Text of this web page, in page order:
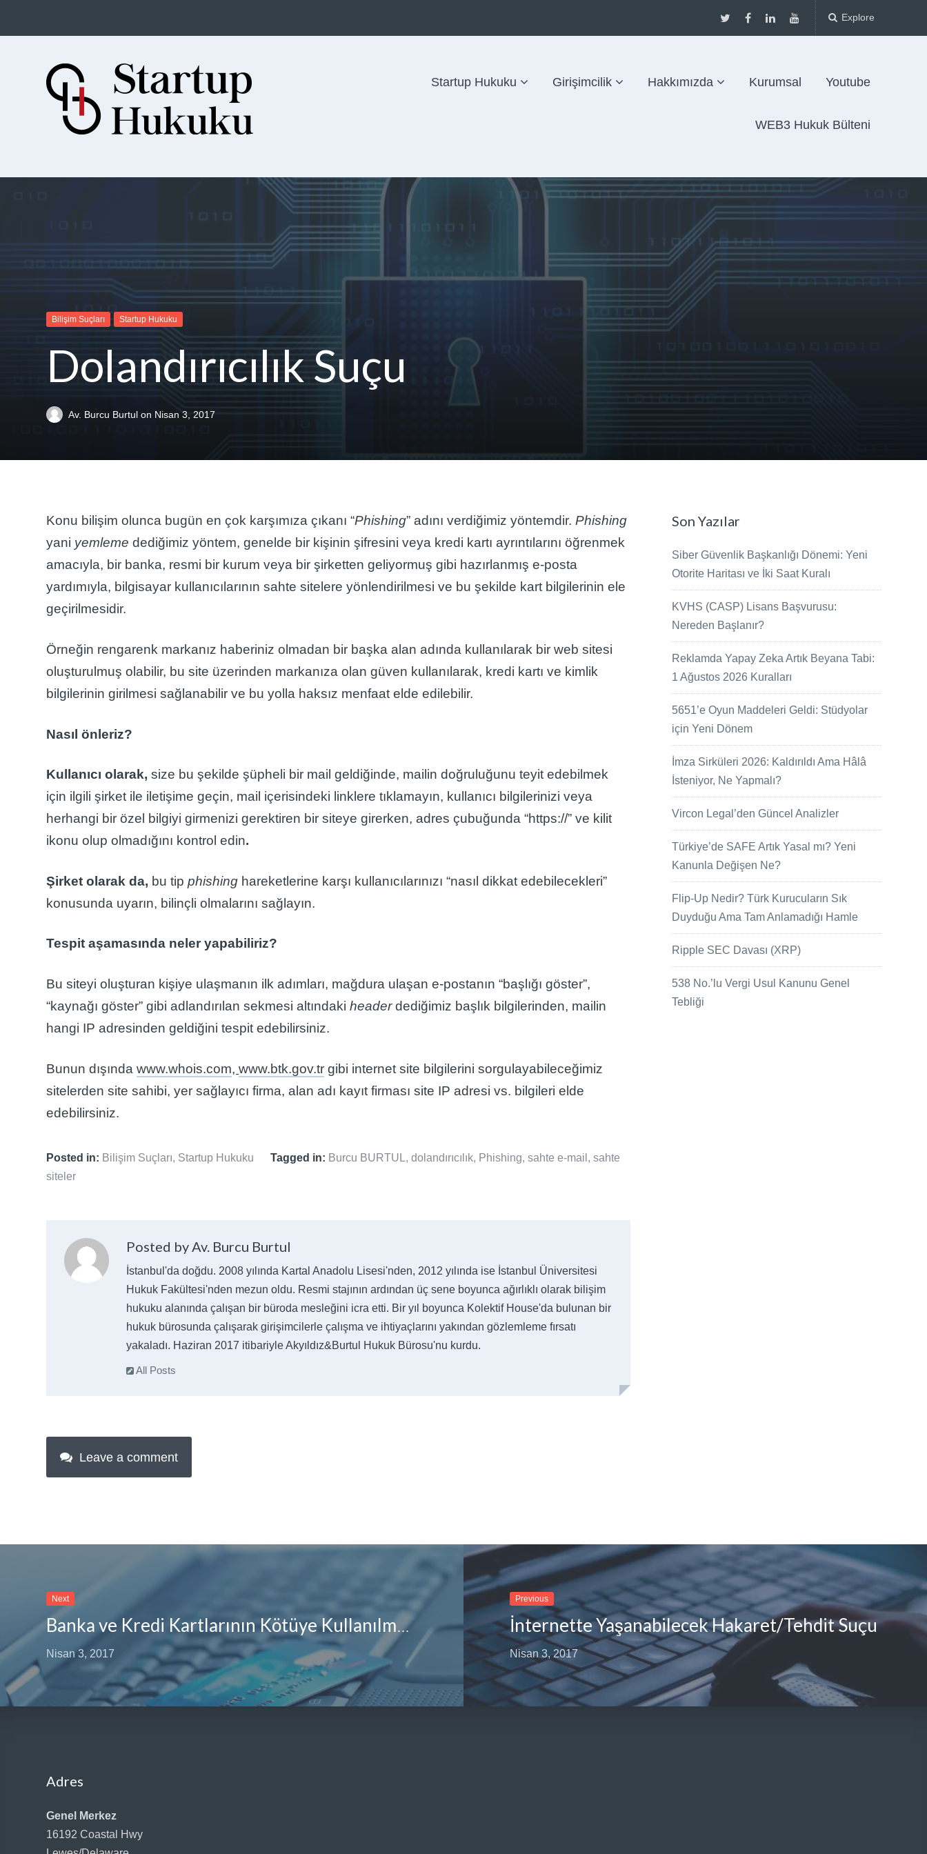
Explore
Startup Hukuku Girişimcilik Hakkımızda Kurumsal Youtube
WEB3 Hukuk Bülteni
Bilişim Suçları Startup Hukuku
Dolandırıcılık Suçu
Av. Burcu Burtulon Nisan 3, 2017
Konu bilişim olunca bugün en çok karşımıza çıkanı “Phishing” adını verdiğimiz yöntemdir.Phishing
yani yemleme dediğimiz yöntem, genelde bir kişinin şifresini veya kredi kartı ayrıntılarını öğrenmek
amacıyla, bir banka, resmi bir kurum veya bir şirketten geliyormuş gibi hazırlanmış e-posta
yardımıyla, bilgisayar kullanıcılarının sahte sitelere yönlendirilmesi ve bu şekilde kart bilgilerinin ele
geçirilmesidir.
Örneğin rengarenk markanız haberiniz olmadan bir başka alan adında kullanılarak bir web sitesi
oluşturulmuş olabilir, bu site üzerinden markanıza olan güven kullanılarak, kredi kartı ve kimlik
bilgilerinin girilmesi sağlanabilir ve bu yolla haksız menfaat elde edilebilir.
Nasıl önleriz?
Kullanıcı olarak,size bu şekilde şüpheli bir mail geldiğinde, mailin doğruluğunu teyit edebilmek
için ilgili şirket ile iletişime geçin, mail içerisindeki linklere tıklamayın, kullanıcı bilgilerinizi veya
herhangi bir özel bilgiyi girmenizi gerektiren bir siteye girerken, adres çubuğunda “https://” ve kilit
ikonu olup olmadığını kontrol edin.
Şirket olarak da, bu tipphishing hareketlerine karşı kullanıcılarınızı “nasıl dikkat edebilecekleri”
konusunda uyarın, bilinçli olmalarını sağlayın.
Tespit aşamasında neler yapabiliriz?
Bu siteyi oluşturan kişiye ulaşmanın ilk adımları, mağdura ulaşan e-postanın “başlığı göster”,
“kaynağı göster” gibi adlandırılan sekmesi altındakiheaderdediğimiz başlık bilgilerinden, mailin
hangi IP adresinden geldiğini tespit edebilirsiniz.
Bunun dışındawww.whois.com,www.btk.gov.tr gibi internet site bilgilerini sorgulayabileceğimiz
sitelerden site sahibi, yer sağlayıcı firma, alan adı kayıt firması site IP adresi vs. bilgileri elde
edebilirsiniz.
Posted in: Bilişim Suçları, Startup Hukuku Tagged in: Burcu BURTUL,dolandırıcılık, Phishing,sahte e-mail ,sahte
siteler
Posted by Av. Burcu Burtul
İstanbul'da doğdu. 2008 yılında Kartal Anadolu Lisesi'nden, 2012 yılında ise İstanbul Üniversitesi
Hukuk Fakültesi'nden mezun oldu. Resmi stajının ardından üç sene boyunca ağırlıklı olarak bilişim
hukuku alanında çalışan bir büroda mesleğini icra etti. Bir yıl boyunca Kolektif House'da bulunan bir
hukuk bürosunda çalışarak girişimcilerle çalışma ve ihtiyaçlarını yakından gözlemleme fırsatı
yakaladı. Haziran 2017 itibariyle Akyıldız&Burtul Hukuk Bürosu'nu kurdu.
All Posts
Leave a comment
Son Yazılar
Siber Güvenlik Başkanlığı Dönemi: Yeni
Otorite Haritası ve İki Saat Kuralı
KVHS (CASP) Lisans Başvurusu:
Nereden Başlanır?
Reklamda Yapay Zeka Artık Beyana Tabi:
1 Ağustos 2026 Kuralları
5651’e Oyun Maddeleri Geldi: Stüdyolar
için Yeni Dönem
İmza Sirküleri 2026: Kaldırıldı Ama Hâlâ
İsteniyor, Ne Yapmalı?
Vircon Legal’den Güncel Analizler
Türkiye’de SAFE Artık Yasal mı? Yeni
Kanunla Değişen Ne?
Flip-Up Nedir? Türk Kurucuların Sık
Duyduğu Ama Tam Anlamadığı Hamle
Ripple SEC Davası (XRP)
538 No.’lu Vergi Usul Kanunu Genel
Tebliği
Next
Banka ve Kredi Kartlarının Kötüye Kullanılması Suçu
Nisan 3, 2017
Previous
İnternette Yaşanabilecek Hakaret/Tehdit Suçu
Nisan 3, 2017
Adres
Genel Merkez
16192 Coastal Hwy